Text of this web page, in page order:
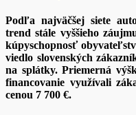
Podľa najväčšej siete
trend stále vyššieho
kúpyschopnosť
viedlo slovenských
na splátky. Priemerná
financovanie využívali
cenou 7 700 €.